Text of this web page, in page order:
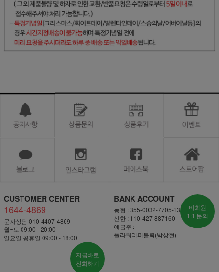
CUSTOMER CENTER
1644-4869
문자상담 010-4407-4869
월~토 09:00 - 20:00
일요일·공휴일 09:00 - 18:00
지금바로
전화하기
BANK ACCOUNT
농협 : 355-0032-7705-13
신한 : 110-427-887160
예금주 :
플라워리퍼블릭(박상현)
비회원
1:1 문의